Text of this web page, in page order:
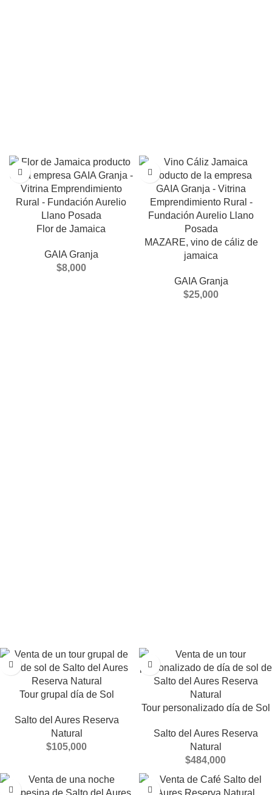
Flor de Jamaica
GAIA Granja
$8,000
MAZARE, vino de cáliz de
jamaica
GAIA Granja
$25,000
Tour grupal día de Sol
Salto del Aures Reserva
Natural
$105,000
Tour personalizado día de Sol
Salto del Aures Reserva
Natural
$484,000